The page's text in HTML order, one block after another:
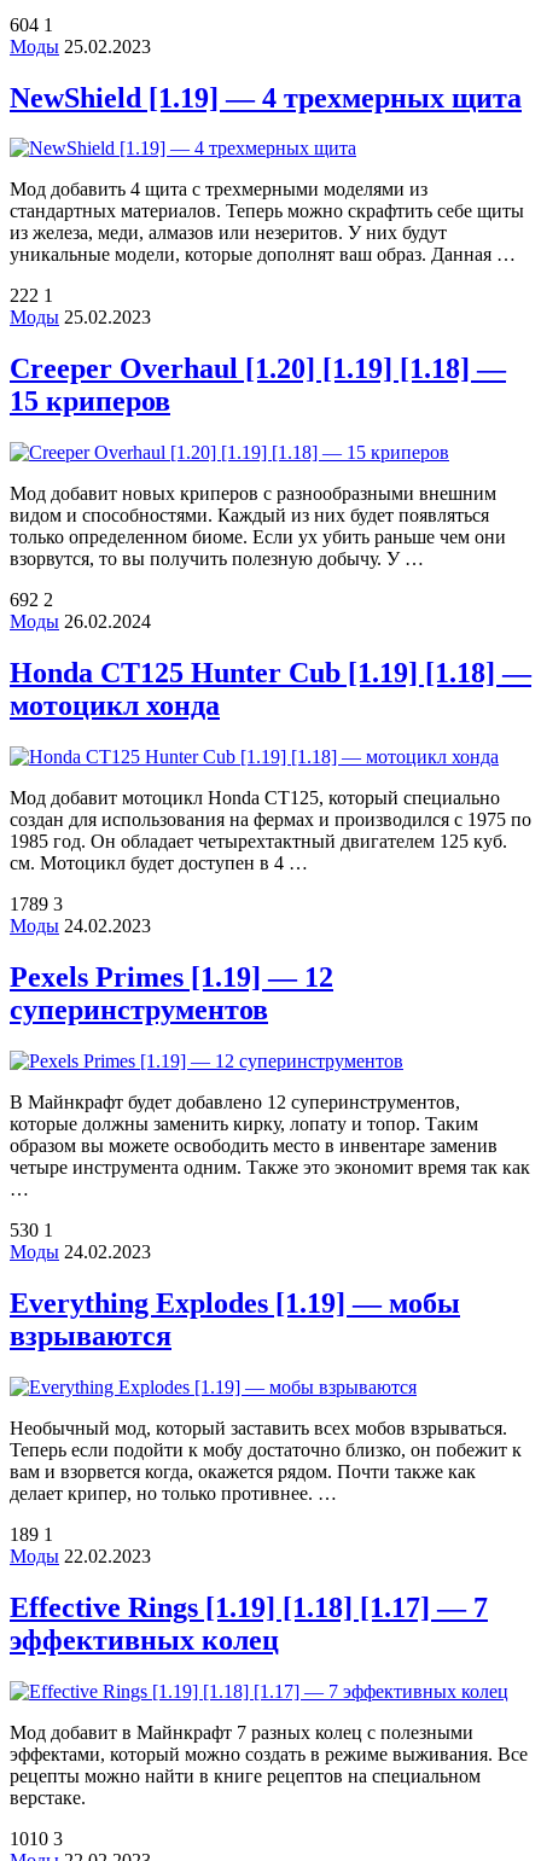
604 1
Моды 25.02.2023
NewShield [1.19] — 4 трехмерных щита
Мод добавить 4 щита с трехмерными моделями из
стандартных материалов. Теперь можно скрафтить себе щиты
из железа, меди, алмазов или незеритов. У них будут
уникальные модели, которые дополнят ваш образ. Данная …
222 1
Моды 25.02.2023
Creeper Overhaul [1.20] [1.19] [1.18] —
15 криперов
Мод добавит новых криперов с разнообразными внешним
видом и способностями. Каждый из них будет появляться
только определенном биоме. Если ух убить раньше чем они
взорвутся, то вы получить полезную добычу. У …
692 2
Моды 26.02.2024
Honda CT125 Hunter Cub [1.19] [1.18] —
мотоцикл хонда
Мод добавит мотоцикл Honda CT125, который специально
создан для использования на фермах и производился с 1975 по
1985 год. Он обладает четырехтактный двигателем 125 куб.
см. Мотоцикл будет доступен в 4 …
1789 3
Моды 24.02.2023
Pexels Primes [1.19] — 12
суперинструментов
В Майнкрафт будет добавлено 12 суперинструментов,
которые должны заменить кирку, лопату и топор. Таким
образом вы можете освободить место в инвентаре заменив
четыре инструмента одним. Также это экономит время так как
…
530 1
Моды 24.02.2023
Everything Explodes [1.19] — мобы
взрываются
Необычный мод, который заставить всех мобов взрываться.
Теперь если подойти к мобу достаточно близко, он побежит к
вам и взорвется когда, окажется рядом. Почти также как
делает крипер, но только противнее. …
189 1
Моды 22.02.2023
Effective Rings [1.19] [1.18] [1.17] — 7
эффективных колец
Мод добавит в Майнкрафт 7 разных колец с полезными
эффектами, который можно создать в режиме выживания. Все
рецепты можно найти в книге рецептов на специальном
верстаке.
1010 3